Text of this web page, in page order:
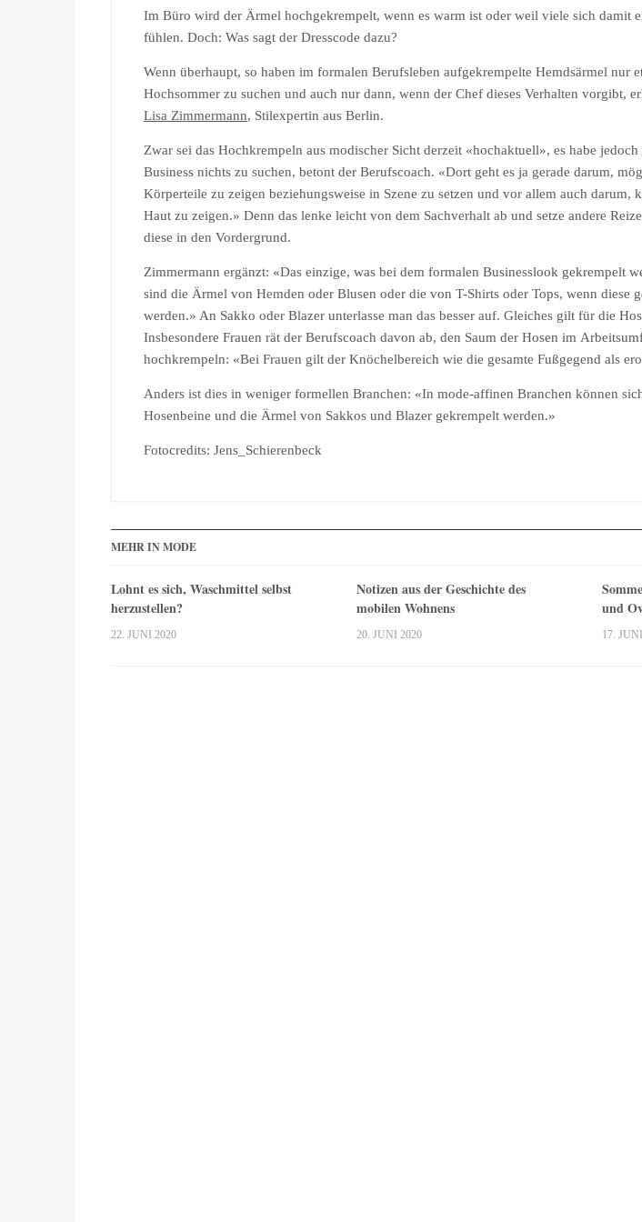
Im Büro wird der Ärmel hochgekrempelt, wenn es warm ist oder weil viele sich damit
fühlen. Doch: Was sagt der Dresscode dazu?
Wenn überhaupt, so haben im formalen Berufsleben aufgekrempelte Hemdsärmel nur
Hochsommer zu suchen und auch nur dann, wenn der Chef dieses Verhalten vorgibt,
Lisa Zimmermann, Stilexpertin aus Berlin.
Zwar sei das Hochkrempeln aus modischer Sicht derzeit «hochaktuell», es habe
Business nichts zu suchen, betont der Berufscoach. «Dort geht es ja gerade darum,
Körperteile zu zeigen beziehungsweise in Szene zu setzen und vor allem auch darum,
Haut zu zeigen.» Denn das lenke leicht von dem Sachverhalt ab und setze andere
diese in den Vordergrund.
Zimmermann ergänzt: «Das einzige, was bei dem formalen Businesslook gekrempelt
sind die Ärmel von Hemden oder Blusen oder die von T-Shirts oder Tops, wenn diese
werden.» An Sakko oder Blazer unterlasse man das besser auf. Gleiches gilt für die
Insbesondere Frauen rät der Berufscoach davon ab, den Saum der Hosen im
hochkrempeln: «Bei Frauen gilt der Knöchelbereich wie die gesamte Fußgegend als
Anders ist dies in weniger formellen Branchen: «In mode-affinen Branchen können
Hosenbeine und die Ärmel von Sakkos und Blazer gekrempelt werden.»
Fotocredits: Jens_Schierenbeck
MEHR IN MODE
Lohnt es sich, Waschmittel selbst
herzustellen?
22. JUNI 2020
Notizen aus der Geschichte des
mobilen Wohnens
20. JUNI 2020
und
17.